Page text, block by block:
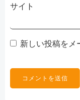
サイト
新しい投稿をメ